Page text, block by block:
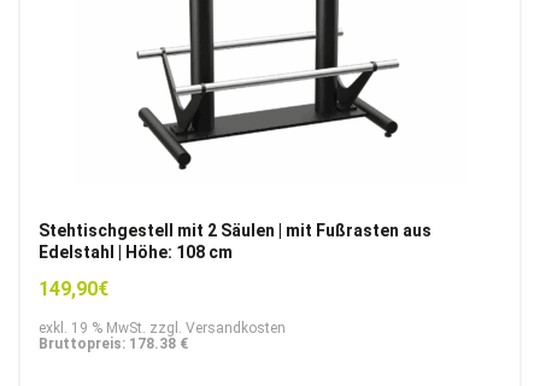
Stehtischgestell mit 2 Säulen | mit Fußrasten aus
Edelstahl | Höhe: 108 cm
149,90€
exkl. 19 % MwSt. zzgl. Versandkosten
Bruttopreis: 178.38 €